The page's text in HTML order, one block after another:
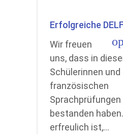
Erfolgreiche
Wir freuen
uns, dass in
Schülerinnen und
französischen
bestanden
erfreulich ist,…